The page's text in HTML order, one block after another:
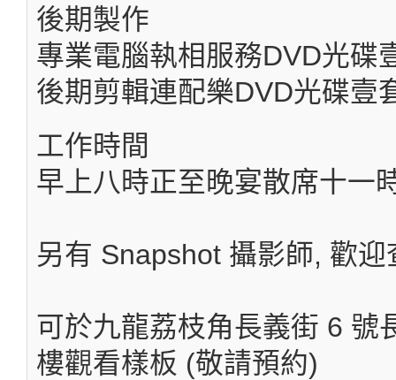
後期製作
專業電腦執相服務DVD光碟
後期剪輯連配樂DVD光碟壹
工作時間
早上八時正至晚宴散席十一
另有 Snapshot 攝影師, 歡迎
可於九龍荔枝角長義街 6 號
樓觀看樣板 (敬請預約)